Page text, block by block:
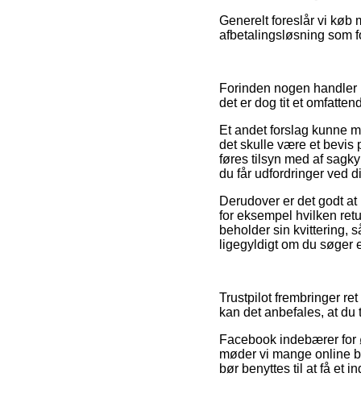
Generelt foreslår vi køb
afbetalingsløsning som
Forinden nogen
det er dog tit et
Et andet forslag kunne
det skulle være et bevis
føres tilsyn med af
du får udfordringer ved
Derudover er det godt
for eksempel hvilken
beholder sin kvittering,
ligegyldigt om du søger
Trustpilot frembringer
kan det anbefales, at
Facebook indebærer for
møder vi mange online
bør benyttes til at få et